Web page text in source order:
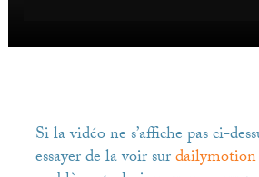
Si la vidéo ne s’affiche pas ci-
essayer de la voir surdailymotion